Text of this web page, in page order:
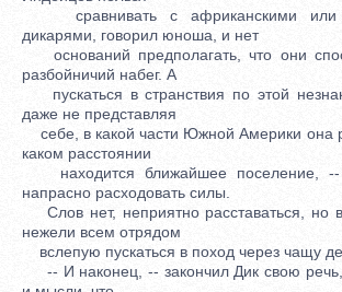
сравнивать с африканскими или
дикарями, говорил юноша, и нет
оснований предполагать, что они
разбойничий набег. А
пускаться в странствия по этой
даже не представляя
себе, в какой части Южной Америки она
каком расстоянии
находится ближайшее поселение, --
напрасно расходовать силы.
Слов нет, неприятно расставаться, но
нежели всем отрядом
вслепую пускаться в поход через чащу
-- И наконец, -- закончил Дик свою